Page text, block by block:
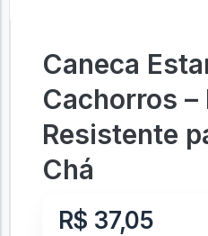
Caneca
Cachorros –
Resistente
Chá
R$ 37,05